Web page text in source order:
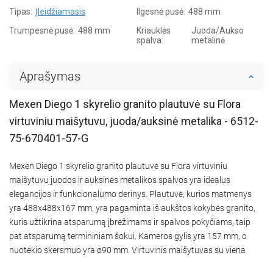
Tipas: Įleidžiamasis Ilgesnė pusė: 488 mm
Trumpesnė pusė: 488 mm
Kriauklės
spalva:
Juoda/Aukso
metalinė
Aprašymas
Mexen Diego 1 skyrelio granito plautuvė su Flora
virtuviniu maišytuvu, juoda/auksinė metalika - 6512-
75-670401-57-G
Mexen Diego 1 skyrelio granito plautuvė su Flora virtuviniu
maišytuvu juodos ir auksinės metalikos spalvos yra idealus
elegancijos ir funkcionalumo derinys. Plautuvė, kurios matmenys
yra 488x488x167 mm, yra pagaminta iš aukštos kokybės granito,
kuris užtikrina atsparumą įbrėžimams ir spalvos pokyčiams, taip
pat atsparumą termininiam šokui. Kameros gylis yra 157 mm, o
nuotėkio skersmuo yra ø90 mm. Virtuvinis maišytuvas su viena